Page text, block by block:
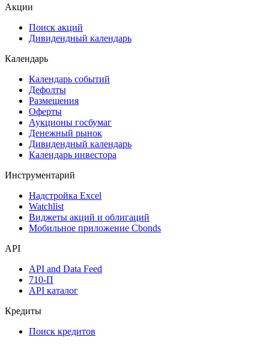
ESG
Самые популярные облигации на Cbonds.ru
Дивидендный календарь
Календарь
Календарь событий
Дефолты
Размещения
Оферты
Аукционы госбумаг
Денежный рынок
Календарь инвестора
Инструментарий
Надстройка Excel
Мобильное приложение Cbonds
API
API and Data Feed
API каталог